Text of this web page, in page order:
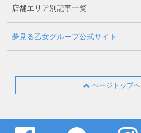
店舗エリア別記事一覧
夢見る乙女グループ公式サイト
ページトップへ